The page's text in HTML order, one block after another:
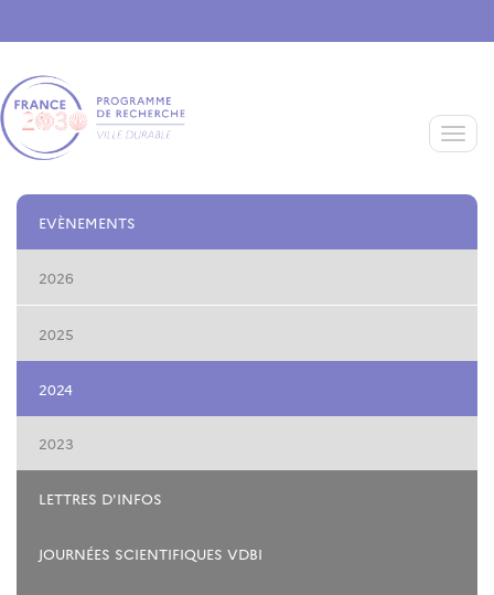
EVÈNEMENTS
2026
2025
2024
2023
LETTRES D'INFOS
JOURNÉES SCIENTIFIQUES VDBI